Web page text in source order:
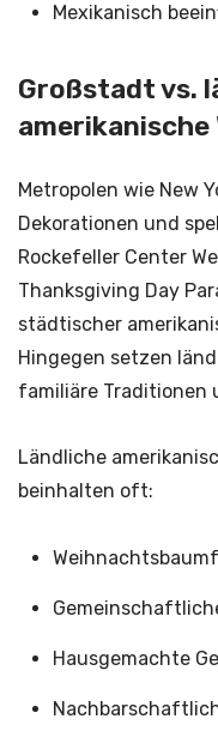
Mexikanisch
Großstadt vs.
Metropolen wie New
Dekorationen und
Rockefeller Center
Thanksgiving Day
städtischer
Hingegen setzen
familiäre Traditionen
Ländliche
beinhalten oft:
Hausgemachte